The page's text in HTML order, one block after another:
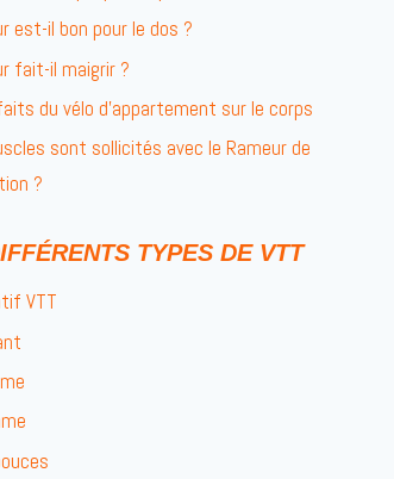
est-il bon pour le dos ?
fait-il maigrir ?
du vélo d’appartement sur le corps
sont sollicités avec le Rameur de
?
TYPES DE VTT
VTT